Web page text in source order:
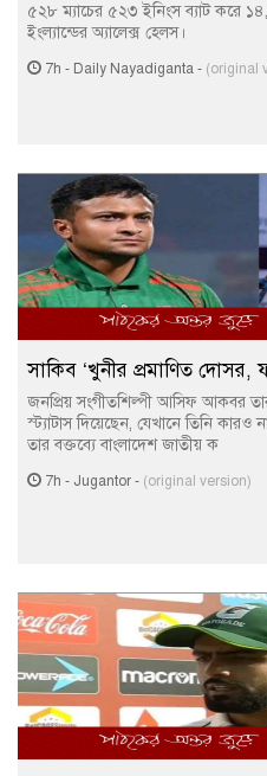
৫২৮ ম্যাচের ৫২৩ ইনিংস ব্যাট করে
ইংল্যান্ডের অ্যালেক্স হেলস।
7h - Daily Nayadiganta - (original
সাকিব ‘খুনীর প্রমাণিত
জনপ্রিয় সংগীতশিল্পী আসিফ আকবর
স্ট্যাটাস দিয়েছেন, যেখানে তিনি
তার বক্তব্যে বাংলাদেশ জাতীয় ক
7h - Jugantor - (original version)